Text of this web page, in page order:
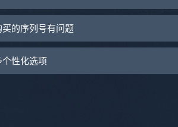
的序列号有问题
性化选项